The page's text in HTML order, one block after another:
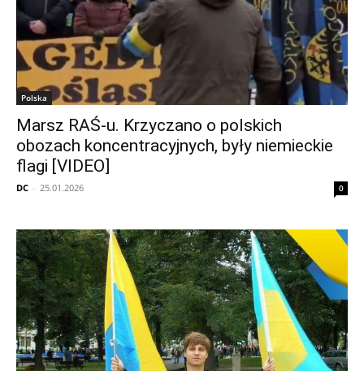
Polska
Marsz RAŚ-u. Krzyczano o polskich
obozach koncentracyjnych, były niemieckie
flagi [VIDEO]
DC - 25.01.2026 0